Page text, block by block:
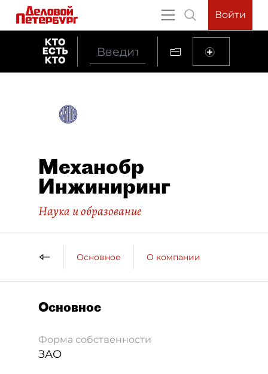
Войти
Механобр
Инжиниринг
Наука и образование
Основное О компании
Основное
Форма собственности
ЗАО